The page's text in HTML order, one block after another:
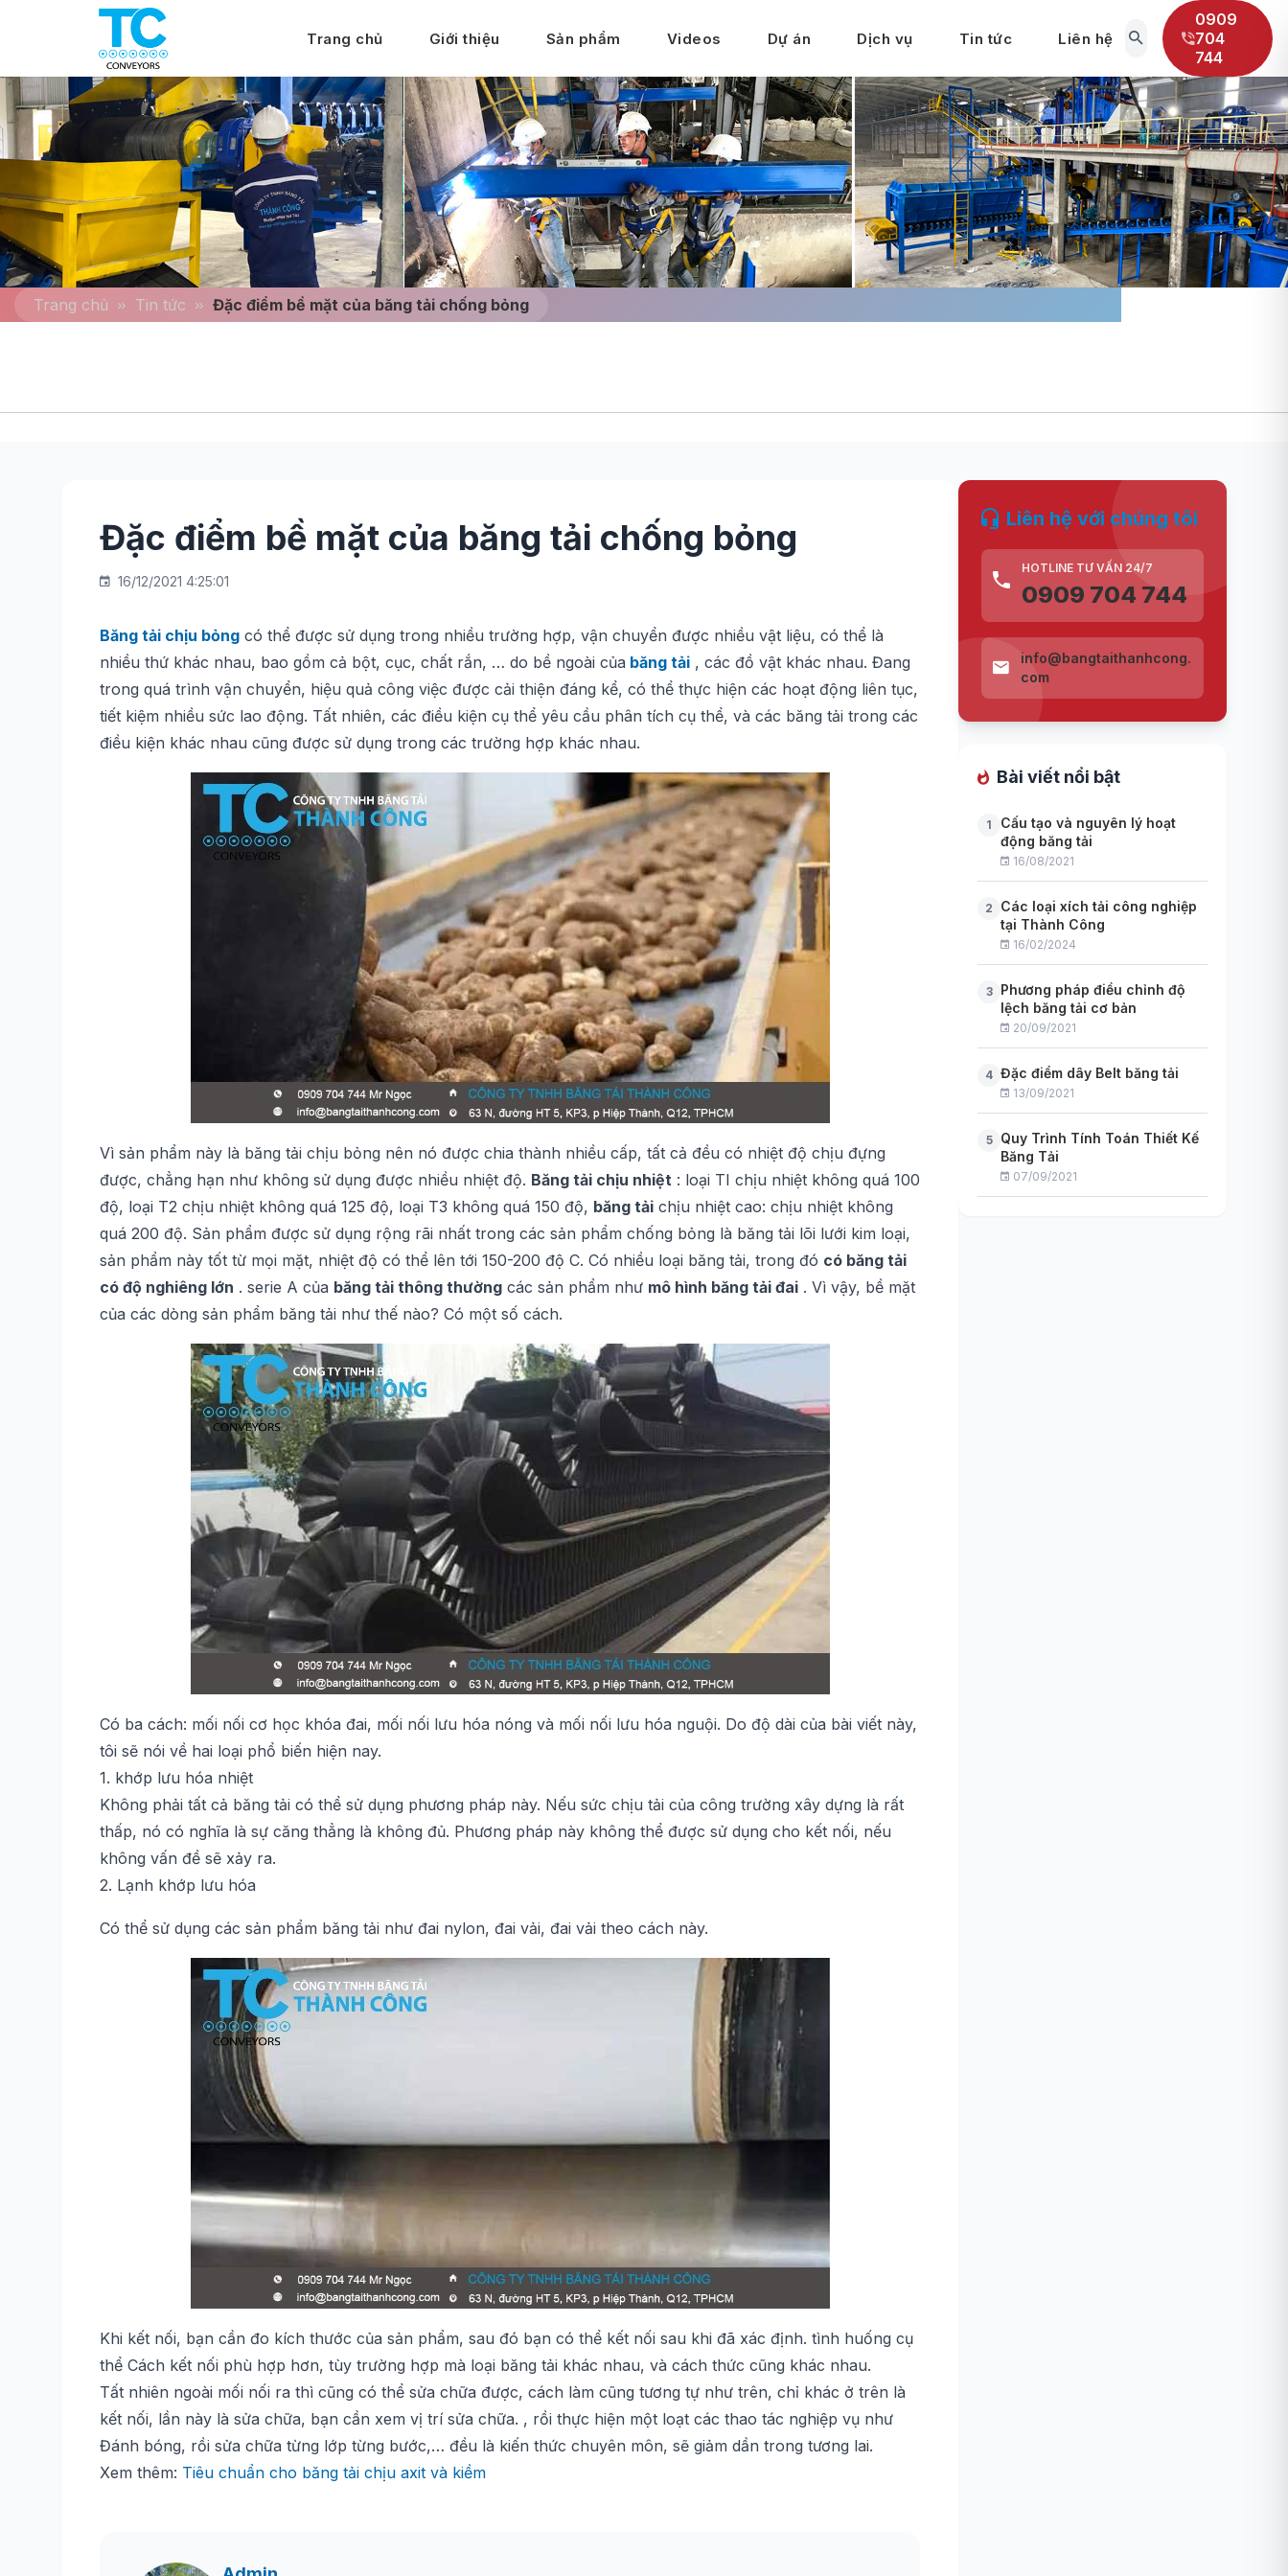
Trang chủ Giới thiệu Sản phẩm Videos Dự án Dịch vụ Tin tức Liên hệ
0909
704
744
Trang chủ Tin tức Đặc điểm bề mặt của băng tải chống bỏng
Đặc điểm bề mặt của băng tải chống bỏng
16/12/2021 4:25:01
Băng tải chịu bỏng có thể được sử dụng trong nhiều trường hợp, vận chuyển được nhiều vật liệu, có thể là
nhiều thứ khác nhau, bao gồm cả bột, cục, chất rắn, … do bề ngoài của băng tải , các đồ vật khác nhau. Đang
trong quá trình vận chuyển, hiệu quả công việc được cải thiện đáng kể, có thể thực hiện các hoạt động liên tục,
tiết kiệm nhiều sức lao động. Tất nhiên, các điều kiện cụ thể yêu cầu phân tích cụ thể, và các băng tải trong các
điều kiện khác nhau cũng được sử dụng trong các trường hợp khác nhau.
Vì sản phẩm này là băng tải chịu bỏng nên nó được chia thành nhiều cấp, tất cả đều có nhiệt độ chịu đựng
được, chẳng hạn như không sử dụng được nhiều nhiệt độ. Băng tải chịu nhiệt : loại TI chịu nhiệt không quá 100
độ, loại T2 chịu nhiệt không quá 125 độ, loại T3 không quá 150 độ, băng tải chịu nhiệt cao: chịu nhiệt không
quá 200 độ. Sản phẩm được sử dụng rộng rãi nhất trong các sản phẩm chống bỏng là băng tải lõi lưới kim loại,
sản phẩm này tốt từ mọi mặt, nhiệt độ có thể lên tới 150-200 độ C. Có nhiều loại băng tải, trong đó có băng tải
có độ nghiêng lớn . serie A của băng tải thông thường các sản phẩm như mô hình băng tải đai . Vì vậy, bề mặt
của các dòng sản phẩm băng tải như thế nào? Có một số cách.
Có ba cách: mối nối cơ học khóa đai, mối nối lưu hóa nóng và mối nối lưu hóa nguội. Do độ dài của bài viết này,
tôi sẽ nói về hai loại phổ biến hiện nay.
1. khớp lưu hóa nhiệt
Không phải tất cả băng tải có thể sử dụng phương pháp này. Nếu sức chịu tải của công trường xây dựng là rất
thấp, nó có nghĩa là sự căng thẳng là không đủ. Phương pháp này không thể được sử dụng cho kết nối, nếu
không vấn đề sẽ xảy ra.
2. Lạnh khớp lưu hóa
Có thể sử dụng các sản phẩm băng tải như đai nylon, đai vải, đai vải theo cách này.
Khi kết nối, bạn cần đo kích thước của sản phẩm, sau đó bạn có thể kết nối sau khi đã xác định. tình huống cụ
thể Cách kết nối phù hợp hơn, tùy trường hợp mà loại băng tải khác nhau, và cách thức cũng khác nhau.
Tất nhiên ngoài mối nối ra thì cũng có thể sửa chữa được, cách làm cũng tương tự như trên, chỉ khác ở trên là
kết nối, lần này là sửa chữa, bạn cần xem vị trí sửa chữa. , rồi thực hiện một loạt các thao tác nghiệp vụ như
Đánh bóng, rồi sửa chữa từng lớp từng bước,… đều là kiến ​​thức chuyên môn, sẽ giảm dần trong tương lai.
Xem thêm: Tiêu chuẩn cho băng tải chịu axit và kiềm
Liên hệ với chúng tôi
HOTLINE TƯ VẤN 24/7
0909 704 744
info@bangtaithanhcong.
com
Bài viết nổi bật
1
Cấu tạo và nguyên lý hoạt
động băng tải
16/08/2021
2
Các loại xích tải công nghiệp
tại Thành Công
16/02/2024
3
Phương pháp điều chỉnh độ
lệch băng tải cơ bản
20/09/2021
4 Đặc điểm dây Belt băng tải
13/09/2021
5
Quy Trình Tính Toán Thiết Kế
Băng Tải
07/09/2021